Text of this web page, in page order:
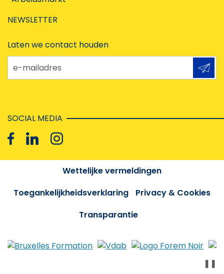
NEWSLETTER
Laten we contact houden
e-mailadres
SOCIAL MEDIA
Wettelijke vermeldingen
Toegankelijkheidsverklaring
Privacy & Cookies
Transparantie
❚❚